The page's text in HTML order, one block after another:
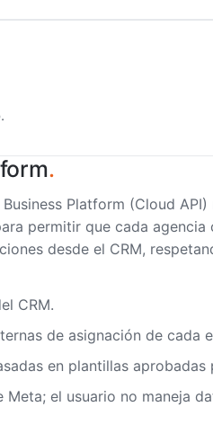
.
Platform (Cloud
permitir que cada agencia
desde el CRM,
CRM.
de asignación de cada
en plantillas aprobadas
el usuario no maneja